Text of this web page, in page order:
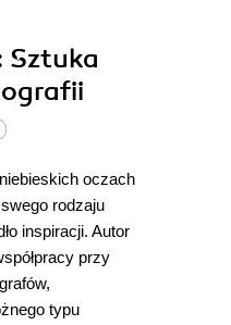
Sztuka
oczach
rodzaju
inspiracji. Autor
przy
typu